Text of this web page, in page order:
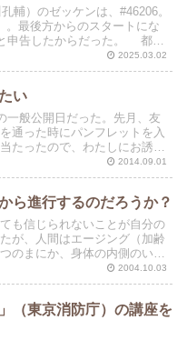
輔）のゼッケンは、#46206。
。最後方からのスタートにな
申告したからだった。 都庁
2025.03.02
い
一般公開日だった。先月、友
通った時にパンフレットを入
たったので、わたしにお誘い
部の「内覧会」に... 2014.09.01
ら進行するのだろうか？
も信じられないことが自分の
が、人間はエージング（加齢
のまにか、身体の内側のいた
2004.10.03
（東京消防庁）の講座を